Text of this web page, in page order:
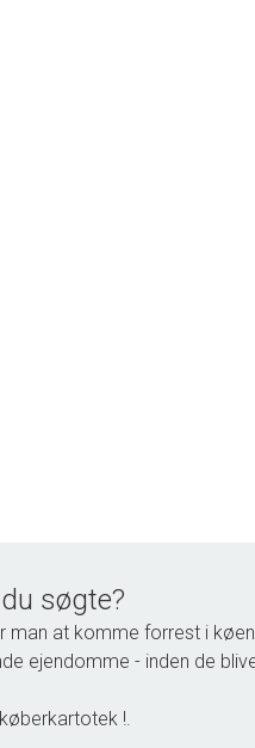
søgte?
man at komme forrest i
ejendomme - inden de
!.